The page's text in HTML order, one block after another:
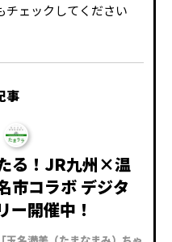
ェックしてください
事
る！JR九州×温
市コラボ デジタ
ー開催中！